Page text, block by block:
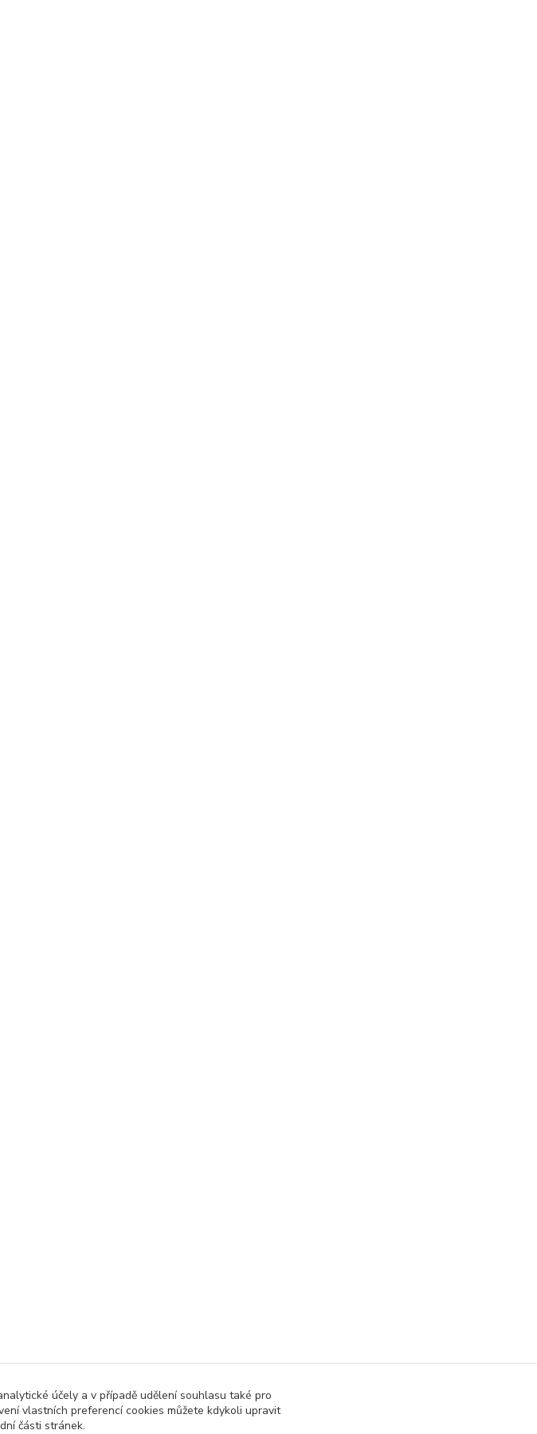
účely a v případě udělení souhlasu také pro
vlastních preferencí cookies můžete kdykoli upravit
části stránek.